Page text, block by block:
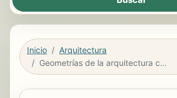
Inicio
Arquitectura
Geometrías de la arquitectura contemporánea